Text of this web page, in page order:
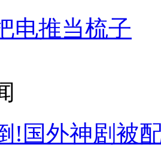
电推当梳子
!国外神剧被